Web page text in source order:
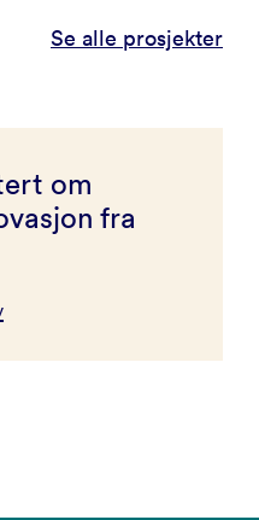
Se alle prosjekter
om
fra